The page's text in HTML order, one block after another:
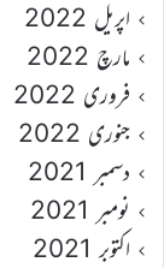
اپریل 2022
مارچ 2022
فروری 2022
جنوری 2022
دسمبر 2021
نومبر 2021
اکتوبر 2021